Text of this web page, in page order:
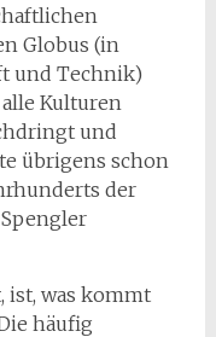
Globus (in
und Technik)
Kulturen
und
übrigens schon
der
ist, was kommt
häufig